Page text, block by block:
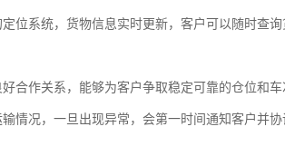
位系统，货物信息实时更新，客户可以随时查询
合作关系，能够为客户争取稳定可靠的仓位和车
情况，一旦出现异常，会第一时间通知客户并协